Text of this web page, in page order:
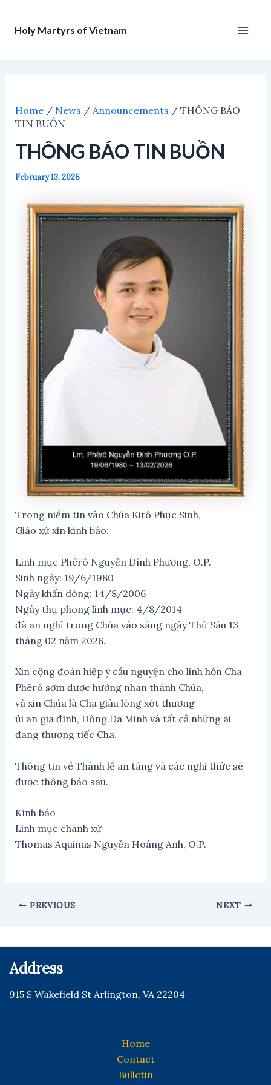
Holy Martyrs of Vietnam
Home/ News / Announcements / THÔNG BÁO
TIN BUỒN
THÔNG BÁO TIN BUỒN
February 13, 2026
Trong niềm tin vào Chúa Kitô Phục Sinh,
Giáo xứ xin kính báo:
Linh mục Phêrô Nguyễn Đình Phương, O.P.
Sinh ngày: 19/6/1980
Ngày khấn dòng: 14/8/2006
Ngày thụ phong linh mục: 4/8/2014
đã an nghỉ trong Chúa vào sáng ngày Thứ Sáu 13
tháng 02 năm 2026.
Xin cộng đoàn hiệp ý cầu nguyện cho linh hồn Cha
Phêrô sớm được hưởng nhan thánh Chúa,
và xin Chúa là Cha giàu lòng xót thương
ủi an gia đình, Dòng Đa Minh và tất cả những ai
đang thương tiếc Cha.
Thông tin về Thánh lễ an táng và các nghi thức sẽ
được thông báo sau.
Kính báo
Linh mục chánh xứ
Thomas Aquinas Nguyễn Hoàng Anh, O.P.
Post PREVIOUS NEXT
Address
915 S Wakefield St Arlington, VA 22204
Home
Contact
Bulletin